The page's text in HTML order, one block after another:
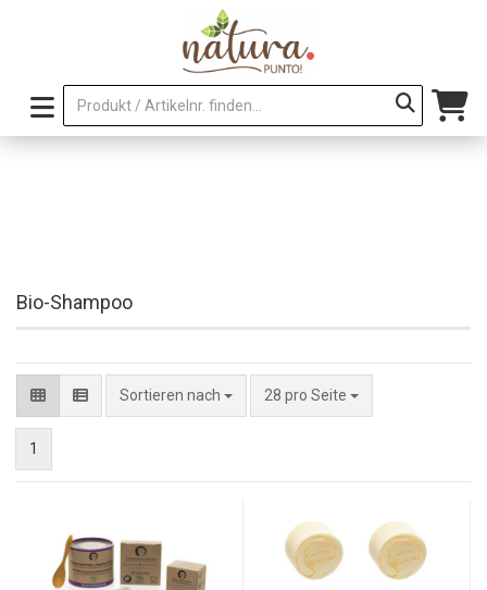
Bio-Shampoo
Sortieren nach 28 pro Seite
1